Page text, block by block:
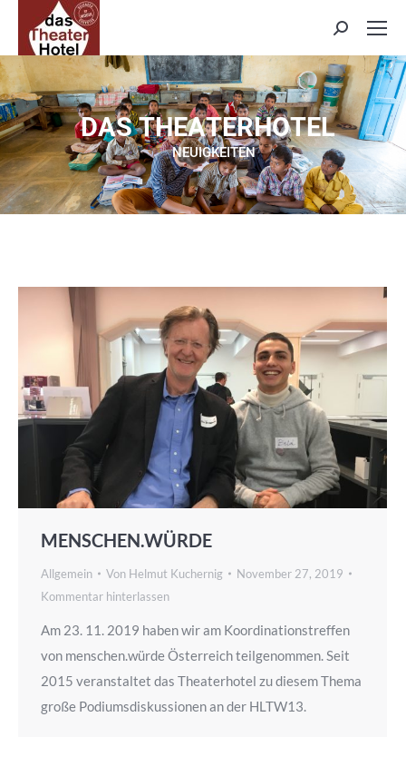
Search:
DAS THEATERHOTEL
NEUIGKEITEN
MENSCHEN.WÜRDE
Allgemein Von Helmut Kuchernig
November 27, 2019
Kommentar hinterlassen
Am 23. 11. 2019 haben wir am Koordinationstreffen
von menschen.würde Österreich teilgenommen. Seit
2015 veranstaltet das Theaterhotel zu diesem Thema
große Podiumsdiskussionen an der HLTW13.